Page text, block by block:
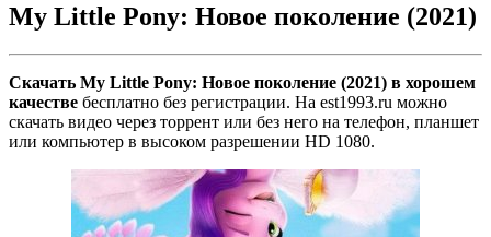
My Little Pony: Новое поколение (2021)
Скачать My Little Pony: Новое поколение (2021) в хорошем
качестве бесплатно без регистрации. На est1993.ru можно
скачать видео через торрент или без него на телефон, планшет
или компьютер в высоком разрешении HD 1080.